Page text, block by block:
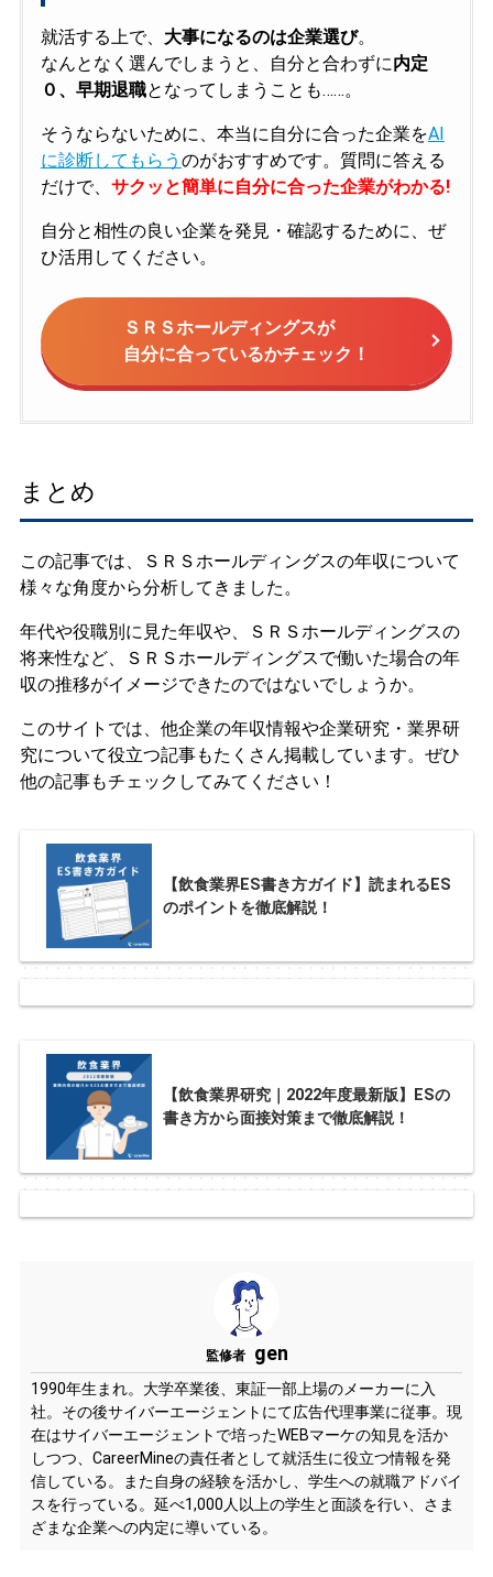
就活する上で、 大事になるのは企業選び。
なんとなく選んでしまうと、自分と合わずに内定
０、早期退職となってしまうことも……。
そうならないために、本当に自分に合った企業をAI
に診断してもらう のがおすすめです。質問に答える
だけで、 サクッと簡単に自分に合った企業がわかる!
自分と相性の良い企業を発見・確認するために、ぜ
ひ活用してください。
ＳＲＳホールディングスが
自分に合っているかチェック！
まとめ
この記事では、ＳＲＳホールディングスの年収について
様々な角度から分析してきました。
年代や役職別に見た年収や、ＳＲＳホールディングスの
将来性など、ＳＲＳホールディングスで働いた場合の年
収の推移がイメージできたのではないでしょうか。
このサイトでは、他企業の年収情報や企業研究・業界研
究について役立つ記事もたくさん掲載しています。ぜひ
他の記事もチェックしてみてください！
【飲食業界ES書き方ガイド】読まれるES
のポイントを徹底解説！
【飲食業界研究｜2022年度最新版】ESの
書き方から面接対策まで徹底解説！
監修者 gen
1990年生まれ。大学卒業後、東証一部上場のメーカーに入
社。その後サイバーエージェントにて広告代理事業に従事。現
在はサイバーエージェントで培ったWEBマーケの知見を活か
しつつ、CareerMineの責任者として就活生に役立つ情報を発
信している。また自身の経験を活かし、学生への就職アドバイ
スを行っている。延べ1,000人以上の学生と面談を行い、さま
ざまな企業への内定に導いている。